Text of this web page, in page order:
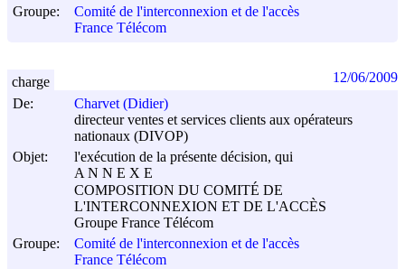
Groupe:
Comité de l'interconnexion et de l'accès
France Télécom
De:
Charvet (Didier)
directeur ventes et services clients aux opérateurs
nationaux (DIVOP)
Objet:
l'exécution de la présente décision, qui
A N N E X E
COMPOSITION DU COMITÉ DE
L'INTERCONNEXION ET DE L'ACCÈS
Groupe France Télécom
Groupe:
Comité de l'interconnexion et de l'accès
France Télécom
charge 12/06/2009